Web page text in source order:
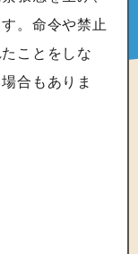
。命令や禁止
ことをしな
合もありま